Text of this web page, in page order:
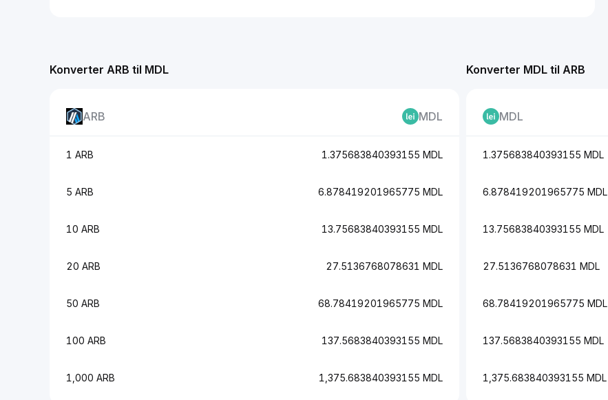
Konverter ARB til MDL
ARB MDL
1 ARB 1.375683840393155 MDL
5 ARB 6.878419201965775 MDL
10 ARB 13.75683840393155 MDL
20 ARB 27.5136768078631 MDL
50 ARB 68.78419201965775 MDL
100 ARB 137.5683840393155 MDL
1,000 ARB 1,375.683840393155 MDL
Konverter MDL til ARB
MDL
1.375683840393155 MDL
6.878419201965775 MDL
13.75683840393155 MDL
27.5136768078631 MDL
68.78419201965775 MDL
137.5683840393155 MDL
1,375.683840393155 MDL